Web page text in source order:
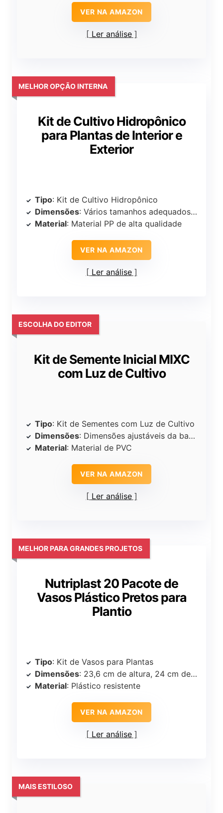
VER NA AMAZON
Ler análise
Kit de Cultivo Hidropônico
para Plantas de Interior e
Exterior
MELHOR OPÇÃO INTERNA
Tipo: Kit de Cultivo Hidropônico
Dimensões: Vários tamanhos adequados para múltiplas plantas
Material: Material PP de alta qualidade
VER NA AMAZON
Ler análise
Kit de Semente Inicial MIXC
com Luz de Cultivo
ESCOLHA DO EDITOR
Tipo: Kit de Sementes com Luz de Cultivo
Dimensões: Dimensões ajustáveis da bandeja de sementes
Material: Material de PVC
VER NA AMAZON
Ler análise
Nutriplast 20 Pacote de
Vasos Plástico Pretos para
Plantio
MELHOR PARA GRANDES PROJETOS
Tipo: Kit de Vasos para Plantas
Dimensões: 23,6 cm de altura, 24 cm de largura
Material: Plástico resistente
VER NA AMAZON
Ler análise
MAIS ESTILOSO